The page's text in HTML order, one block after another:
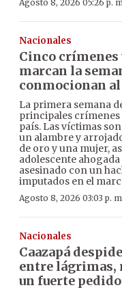
Agosto 8, 2026 05:26 p.
Nacionales
Cinco
marcan la
conmocionan
La primera semana
principales
país. Las víctimas
un alambre y
de oro y una mujer,
adolescente
asesinado con un
imputados en el
Agosto 8, 2026 03:03 p.
Nacionales
Caazapá
entre lágrimas,
un fuerte